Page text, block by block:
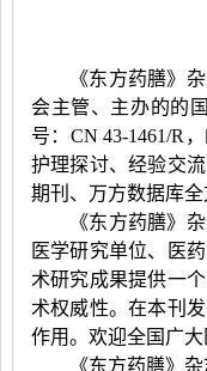
《东方药膳》
会主管、主办的的
号： CN 43-1461/R
护理探讨、经验交
期刊、万方数据库
《东方药膳》
医学研究单位、医
术研究成果提供一
术权威性。在本刊
作用。欢迎全国广
《东方药膳》